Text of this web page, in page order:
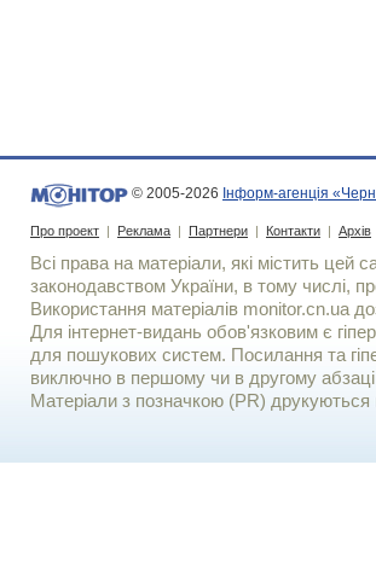
© 2005-2026 Інформ-агенція
Про проект | Реклама | Партнери | Контакти | Архів
Всі права на матеріали, які містить цей
законодавством України, в тому числі,
Використання матерiалiв monitor.cn.ua
Для iнтернет-видань обов'язковим є
для пошукових систем. Посилання та
виключно в першому чи в другому абзаці
Матеріали з позначкою (PR)